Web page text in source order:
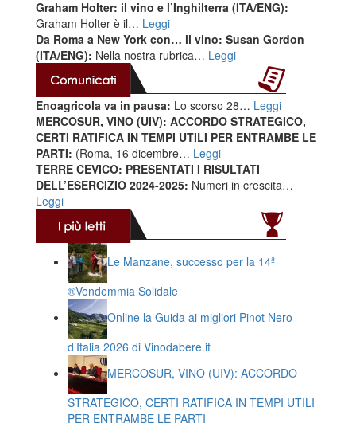
Graham Holter: il vino e l’Inghilterra (ITA/ENG):
Graham Holter è il… Leggi
Da Roma a New York con… il vino: Susan Gordon
(ITA/ENG): Nella nostra rubrica… Leggi
Enoagricola va in pausa: Lo scorso 28… Leggi
MERCOSUR, VINO (UIV): ACCORDO STRATEGICO,
CERTI RATIFICA IN TEMPI UTILI PER ENTRAMBE LE
PARTI: (Roma, 16 dicembre… Leggi
TERRE CEVICO: PRESENTATI I RISULTATI
DELL’ESERCIZIO 2024-2025: Numeri in crescita…
Leggi
Le Manzane, successo per la 14ª
®️Vendemmia Solidale
Online la Guida ai migliori Pinot Nero
d’Italia 2026 di Vinodabere.it
MERCOSUR, VINO (UIV): ACCORDO
STRATEGICO, CERTI RATIFICA IN TEMPI UTILI
PER ENTRAMBE LE PARTI